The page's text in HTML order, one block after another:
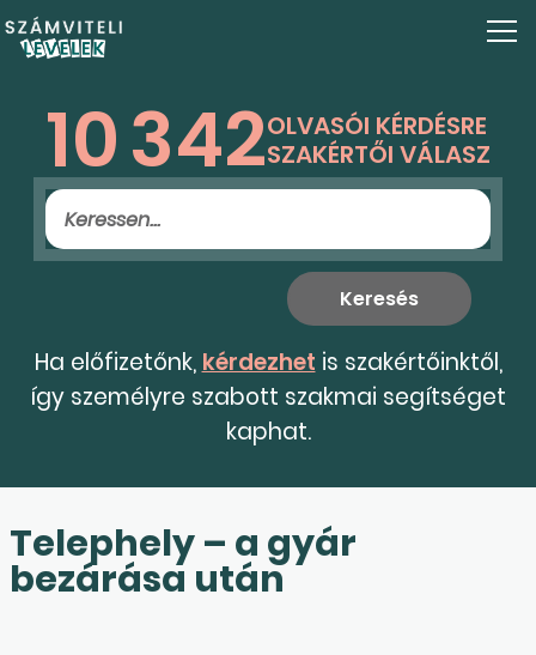
10342OLVASÓI KÉRDÉSRE
SZAKÉRTŐI VÁLASZ
Ha előfizetőnk, kérdezhet is szakértőinktől,
így személyre szabott szakmai segítséget
kaphat.
Telephely – a gyár
bezárása után